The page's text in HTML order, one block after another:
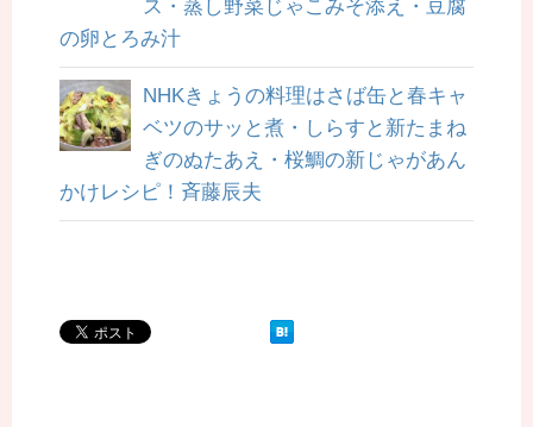
ス・蒸し野菜じゃこみそ添え・豆腐
の卵とろみ汁
NHKきょうの料理はさば缶と春キャ
ベツのサッと煮・しらすと新たまね
ぎのぬたあえ・桜鯛の新じゃがあん
かけレシピ！斉藤辰夫